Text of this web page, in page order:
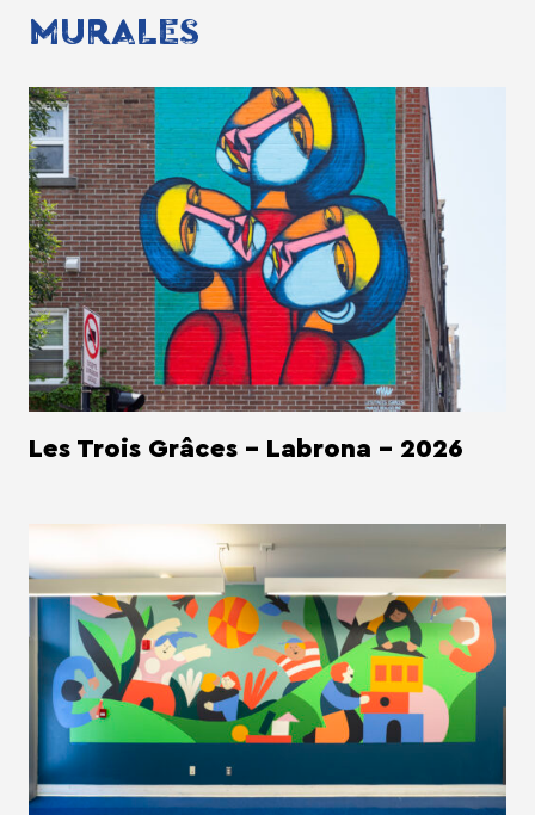
MURALES
Les Trois Grâces - Labrona - 2026